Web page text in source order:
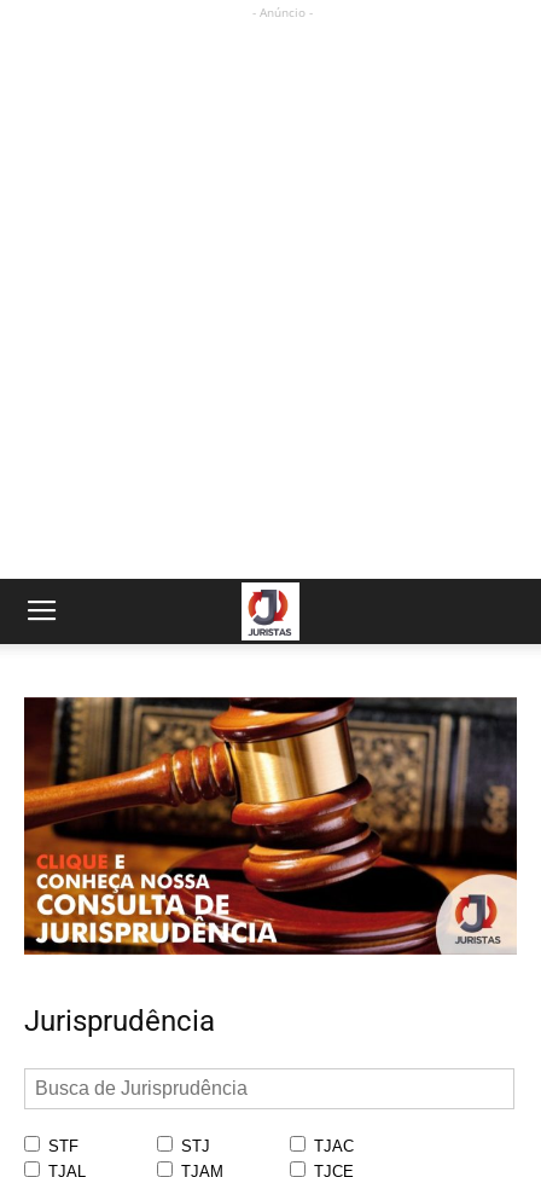
- Anúncio -
Jurisprudência
STF STJ
TJAC
TJAL
TJAM
TJCE